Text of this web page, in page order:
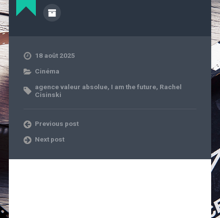
18 août 2025
Cinéma
agence valeur absolue, I am the future, Rachel
Cisinski
Previous post
Next post